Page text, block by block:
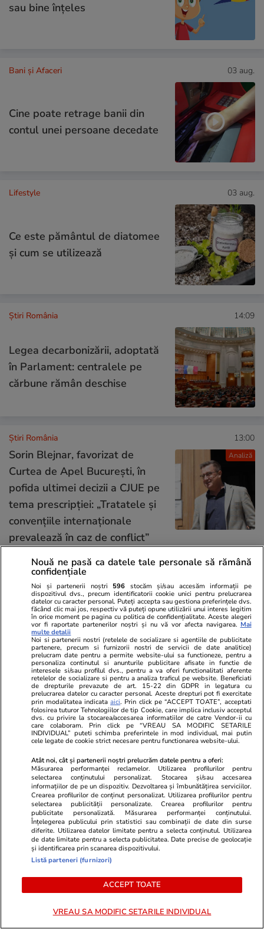
sau bine înțeles
Bani și Afaceri 03 aug.
Cine poate retrage banii din
contul unei persoane decedate
Lifestyle 03 aug.
Ce este pământul de diatomee
și cum se utilizează
Știri România 14:09
Legea decarbonizării, adoptată
în Parlament: centralele pe
cărbune rămân deschise
Analiză
Știri România 13:00
Sorin Blejnar, favorizat de
Curtea de Apel București, în
pofida ultimei decizii a CJUE pe
tema prescripției: „Tratatele și
convențiile internaționale
prevalează în caz de conflict”
Știri România
Cum se derulează operațiunea
de scufundare a celor patru
barje în Dunăre. În ce condiții ar
putea fi amânată acțiunea
Știri România 12:35
Locul din România unde se
înregistrau 12 grade la ora
10.00, fix când a intrat în
vigoare codul roșu de caniculă
extremă pentru 7 județe
09:00
Auziți balastierele găinarilor
Nouă ne pasă ca datele tale personale să rămână
confidențiale
Noi și partenerii noștri 596 stocăm și/sau accesăm informații pe
dispozitivul dvs., precum identificatorii cookie unici pentru prelucrarea
datelor cu caracter personal. Puteți accepta sau gestiona preferințele dvs.
făcând clic mai jos, respectiv vă puteți opune utilizării unui interes legitim
în orice moment pe pagina cu politica de confidențialitate. Aceste alegeri
vor fi raportate partenerilor noștri și nu vă vor afecta navigarea. Mai
multe detalii
Noi si partenerii nostri (retelele de socializare si agentiile de publicitate
partenere, precum si furnizorii nostri de servicii de date analitice)
prelucram date pentru a permite website-ului sa functioneze, pentru a
personaliza continutul si anunturile publicitare afisate in functie de
interesele si/sau profilul dvs., pentru a va oferi functionalitati aferente
retelelor de socializare si pentru a analiza traficul pe website. Beneficiati
de drepturile prevazute de art. 15-22 din GDPR in legatura cu
prelucrarea datelor cu caracter personal. Aceste drepturi pot fi exercitate
prin modalitatea indicataaici. Prin click pe “ACCEPT TOATE”, acceptati
folosirea tuturor Tehnologiilor de tip Cookie, care implica inclusiv acceptul
dvs. cu privire la stocarea/accesarea informatiilor de catre Vendor-ii cu
care colaboram. Prin click pe “VREAU SA MODIFIC SETARILE
INDIVIDUAL” puteti schimba preferintele in mod individual, mai putin
cele legate de cookie strict necesare pentru functionarea website-ului.
Atât noi, cât și partenerii noștri prelucrăm datele pentru a oferi:
Măsurarea performanței reclamelor. Utilizarea profilurilor pentru
selectarea conținutului personalizat. Stocarea și/sau accesarea
informațiilor de pe un dispozitiv. Dezvoltarea și îmbunătățirea serviciilor.
Crearea profilurilor de conținut personalizat. Utilizarea profilurilor pentru
selectarea publicității personalizate. Crearea profilurilor pentru
publicitate personalizată. Măsurarea performanței conținutului.
Înțelegerea publicului prin statistici sau combinații de date din surse
diferite. Utilizarea datelor limitate pentru a selecta conținutul. Utilizarea
de date limitate pentru a selecta publicitatea. Date precise de geolocație
și identificarea prin scanarea dispozitivului.
Listă parteneri (furnizori)
ACCEPT TOATE
VREAU SA MODIFIC SETARILE INDIVIDUAL